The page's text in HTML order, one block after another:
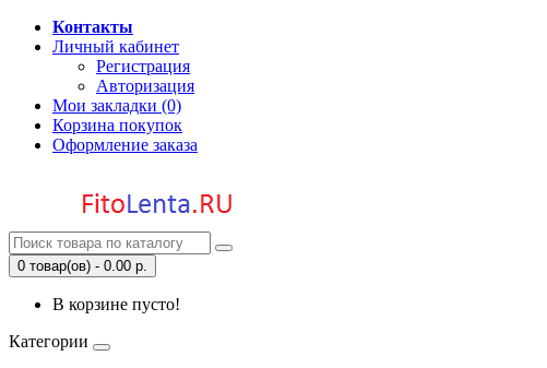
Контакты
Личный кабинет
Регистрация
Авторизация
Мои закладки (0)
Корзина покупок
Оформление заказа
0 товар(ов) - 0.00 р.
В корзине пусто!
Категории